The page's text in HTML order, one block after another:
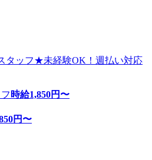
タッフ★未経験OK！週払い対応
時給1,850円〜
円〜